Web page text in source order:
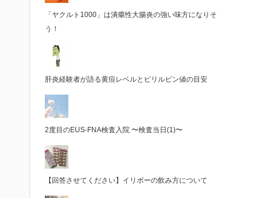
「ヤクルト1000」は潰瘍性大腸炎の強い味方になりそ
う！
肝炎経験者が語る黄疸レベルとビリルビン値の目安
2度目のEUS-FNA検査入院 〜検査当日(1)〜
【回答させてください】イリボーの飲み方について